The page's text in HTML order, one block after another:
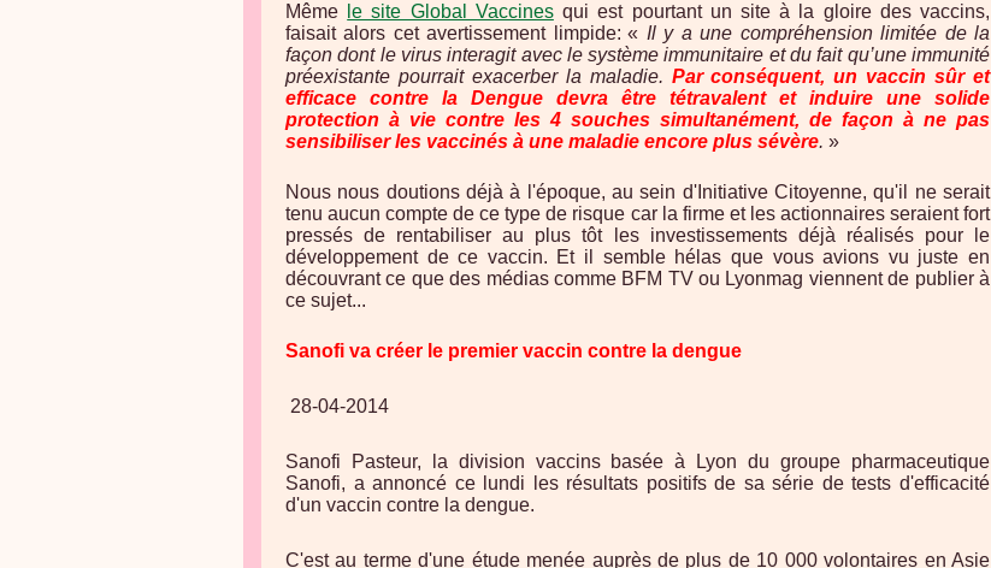
Même le site Global Vaccinesqui est pourtant un site à la gloire des vaccins,
faisait alors cet avertissement limpide: « Il y a une compréhension limitée de la
façon dont le virus interagit avec le système immunitaire et du fait qu’une immunité
préexistante pourrait exacerber la maladie. Par conséquent, un vaccin sûr et
efficace contre la Dengue
devra être tétravalent et induire une solide
protection à vie contre les 4 souches simultanément, de façon à ne pas
sensibiliser les vaccinés à une maladie encore plus sévère. »
Nous nous doutions déjà à l'époque, au sein d'Initiative Citoyenne, qu'il ne serait
tenu aucun compte de ce type de risque car la firme et les actionnaires seraient fort
pressés de rentabiliser au plus tôt les investissements déjà réalisés pour le
développement de ce vaccin. Et il semble hélas que vous avions vu juste en
découvrant ce que des médias comme BFM TV ou Lyonmag viennent de publier à
ce sujet...
Sanofi va créer le premier vaccin contre la dengue
28-04-2014
Sanofi Pasteur, la division vaccins basée à Lyon du groupe pharmaceutique
Sanofi, a annoncé ce lundi les résultats positifs de sa série de tests d'efficacité
d'un vaccin contre la dengue.
C'est au terme d'une étude menée auprès de plus de 10 000 volontaires en Asie